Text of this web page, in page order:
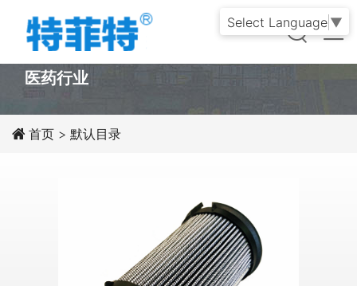
PRODUCT
医药行业
首页 > 默认目录
Select Language ▼